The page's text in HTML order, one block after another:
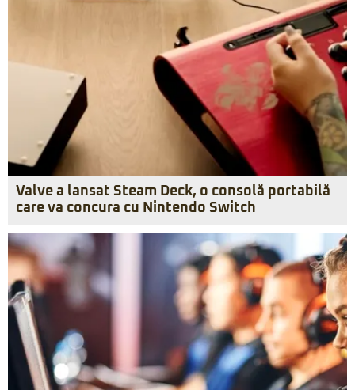
Valve a lansat Steam Deck, o consolă portabilă
care va concura cu Nintendo Switch